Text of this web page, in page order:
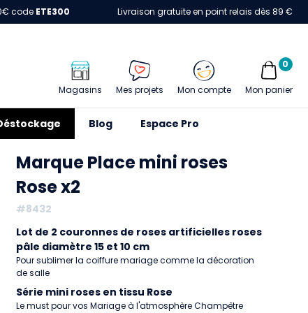
code ETE300 Livraison gratuite en point relais dès 89 €
Magasins Mes projets Mon compte Mon panier
0
Blog Espace Pro
Marque Place mini roses
Rose x2
#8432
Lot de 2 couronnes de roses artificielles roses
pâle diamètre 15 et 10 cm
Pour sublimer la coiffure mariage comme la décoration
de salle
Série mini roses en tissu Rose
Le must pour vos Mariage à l'atmosphère Champêtre